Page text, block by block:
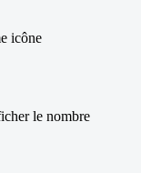
icône
le nombre